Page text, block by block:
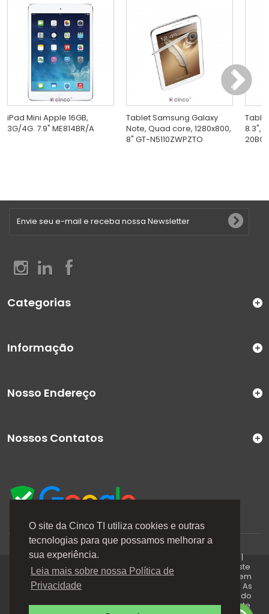
O site da Cinco TI utiliza cookies e outras
tecnologias para que possamos melhorar a
sua experiência.
Leia mais sobre nossa Política de
Privacidade
iPad Mini Apple 16GB,
3G/4G. 7.9" ME814BR/A
Tablet Samsung Galaxy
Note, Quad core, 1280x800,
8" GT-N5110ZWPZTO
8.3",
Categorias
Informação
A Cinco TI (5TI) é uma marca registrada de CINCO TI
COMERCIO E SERVICOS LTDA | CNPJ: 08.307.867/0001-04 |
Todos os direitos reservados. Os preços anunciados neste
site ou via e-mails promocionais podem ser alterados sem
prévio aviso. A 5TI não é responsável por erros descritos. As
fotos contidas nessa página são meramente ilustrativas do
produto e podem variar de acordo com o fornecedor/lote
Nosso Endereço
Nossos Contatos